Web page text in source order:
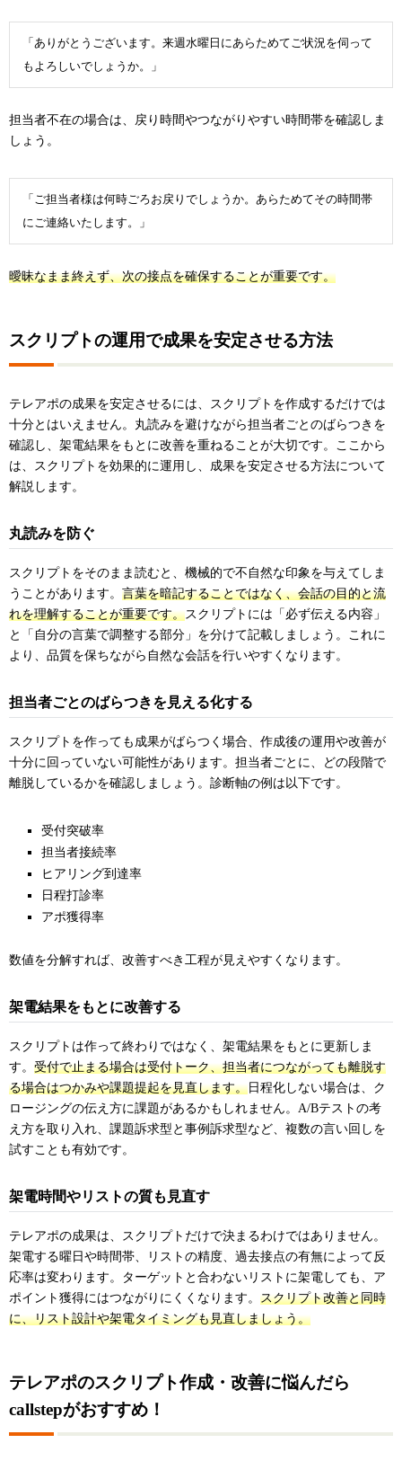
「ありがとうございます。来週水曜日にあらためてご状況を伺って
もよろしいでしょうか。」
担当者不在の場合は、戻り時間やつながりやすい時間帯を確認しま
しょう。
「ご担当者様は何時ごろお戻りでしょうか。あらためてその時間帯
にご連絡いたします。」
曖昧なまま終えず、次の接点を確保することが重要です。
スクリプトの運用で成果を安定させる方法
テレアポの成果を安定させるには、スクリプトを作成するだけでは
十分とはいえません。丸読みを避けながら担当者ごとのばらつきを
確認し、架電結果をもとに改善を重ねることが大切です。ここから
は、スクリプトを効果的に運用し、成果を安定させる方法について
解説します。
丸読みを防ぐ
スクリプトをそのまま読むと、機械的で不自然な印象を与えてしま
うことがあります。 言葉を暗記することではなく、会話の目的と流
れを理解することが重要です。スクリプトには「必ず伝える内容」
と「自分の言葉で調整する部分」を分けて記載しましょう。これに
より、品質を保ちながら自然な会話を行いやすくなります。
担当者ごとのばらつきを見える化する
スクリプトを作っても成果がばらつく場合、作成後の運用や改善が
十分に回っていない可能性があります。担当者ごとに、どの段階で
離脱しているかを確認しましょう。診断軸の例は以下です。
受付突破率
担当者接続率
ヒアリング到達率
日程打診率
アポ獲得率
数値を分解すれば、改善すべき工程が見えやすくなります。
架電結果をもとに改善する
スクリプトは作って終わりではなく、架電結果をもとに更新しま
す。 受付で止まる場合は受付トーク、担当者につながっても離脱す
る場合はつかみや課題提起を見直します。 日程化しない場合は、ク
ロージングの伝え方に課題があるかもしれません。A/Bテストの考
え方を取り入れ、課題訴求型と事例訴求型など、複数の言い回しを
試すことも有効です。
架電時間やリストの質も見直す
テレアポの成果は、スクリプトだけで決まるわけではありません。
架電する曜日や時間帯、リストの精度、過去接点の有無によって反
応率は変わります。ターゲットと合わないリストに架電しても、ア
ポイント獲得にはつながりにくくなります。 スクリプト改善と同時
に、リスト設計や架電タイミングも見直しましょう。
テレアポのスクリプト作成・改善に悩んだら
callstepがおすすめ！